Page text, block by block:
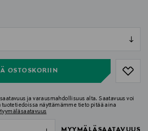
OSTOSKORIIN
ja varausmahdollisuus alta. Saatavuus voi
näyttämämme tieto pitää aina